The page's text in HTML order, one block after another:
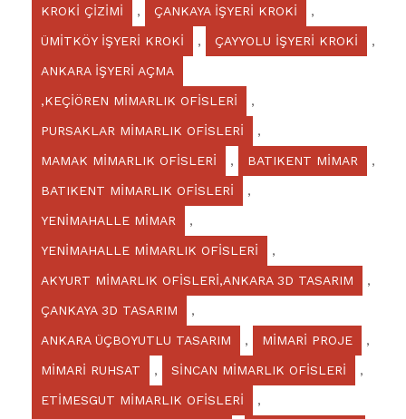
KROKİ ÇİZİMİ , ÇANKAYA İŞYERİ KROKİ ,
ÜMİTKÖY İŞYERİ KROKİ , ÇAYYOLU İŞYERİ KROKİ ,
ANKARA İŞYERİ AÇMA
,KEÇİÖREN MİMARLIK OFİSLERİ ,
PURSAKLAR MİMARLIK OFİSLERİ ,
MAMAK MİMARLIK OFİSLERİ , BATIKENT MİMAR ,
BATIKENT MİMARLIK OFİSLERİ ,
YENİMAHALLE MİMAR ,
YENİMAHALLE MİMARLIK OFİSLERİ ,
AKYURT MİMARLIK OFİSLERİ,ANKARA 3D TASARIM ,
ÇANKAYA 3D TASARIM ,
ANKARA ÜÇBOYUTLU TASARIM , MİMARİ PROJE ,
MİMARİ RUHSAT , SİNCAN MİMARLIK OFİSLERİ ,
ETİMESGUT MİMARLIK OFİSLERİ ,